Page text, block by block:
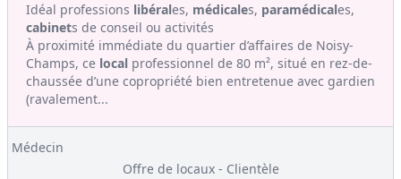
Idéal professions libérales, médicales, paramédicales,
cabinets de conseil ou activités
À proximité immédiate du quartier d’affaires de Noisy-
Champs, ce local professionnel de 80 m², situé en rez-de-
chaussée d’une copropriété bien entretenue avec gardien
(ravalement...
Médecin
Offre de locaux - Clientèle